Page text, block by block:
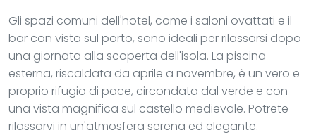
Gli spazi comuni dell'hotel, come i saloni ovattati e il
bar con vista sul porto, sono ideali per rilassarsi dopo
una giornata alla scoperta dell'isola. La piscina
esterna, riscaldata da aprile a novembre, è un vero e
proprio rifugio di pace, circondata dal verde e con
una vista magnifica sul castello medievale. Potrete
rilassarvi in un'atmosfera serena ed elegante.